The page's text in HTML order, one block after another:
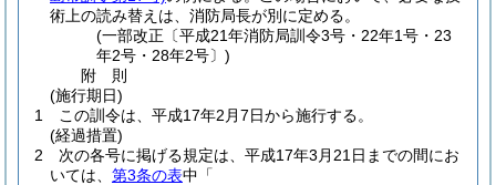
術上の読み替えは、消防局長が別に定める。
(一部改正〔平成21年消防局訓令3号・22年1号・23
年2号・28年2号〕)
附 則
(施行期日)
1
この訓令は、平成17年2月7日から施行する。
(経過措置)
2
次の各号に掲げる規定は、平成17年3月21日までの間にお
いては、 第3条の表中「